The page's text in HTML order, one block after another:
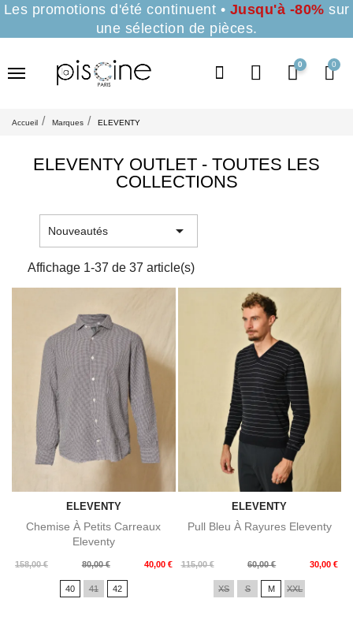
Les promotions d'été continuent • Jusqu'à -80% sur
une sélection de pièces.
0
Accueil Marques ELEVENTY
ELEVENTY OUTLET - TOUTES LES
COLLECTIONS
Nouveautés 
Affichage 1-37 de 37 article(s)
ELEVENTY
Chemise À Petits Carreaux
Eleventy
158,00 €
Prix
80,00 € 40,00 €
Prix
40 41 42
ELEVENTY
Pull Bleu À Rayures Eleventy
115,00 €
Prix
60,00 € 30,00 €
Prix
XS S M XXL